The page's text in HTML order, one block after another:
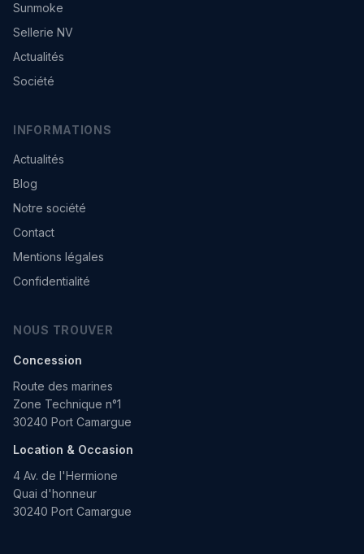
Sunmoke
Sellerie NV
Actualités
Société
INFORMATIONS
Actualités
Blog
Notre société
Contact
Mentions légales
Confidentialité
NOUS TROUVER
Concession
Route des marines
Zone Technique n°1
30240 Port Camargue
Location & Occasion
4 Av. de l'Hermione
Quai d'honneur
30240 Port Camargue